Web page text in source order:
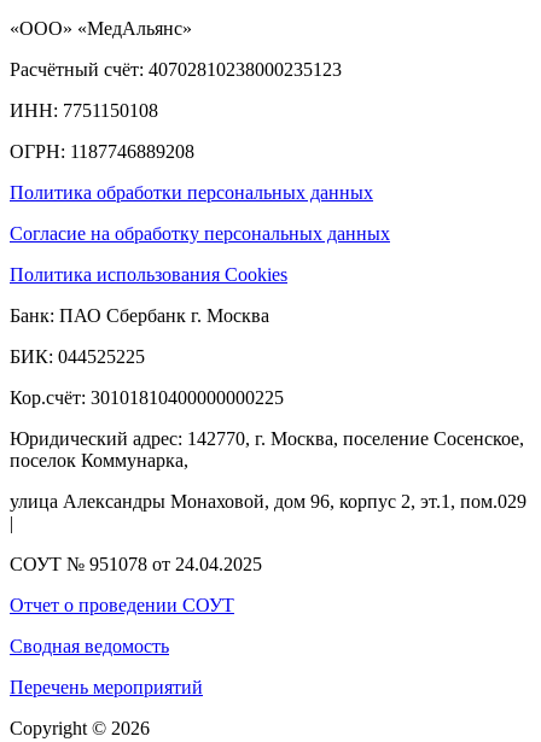
«ООО» «МедАльянс»
Расчётный счёт: 40702810238000235123
ИНН: 7751150108
ОГРН: 1187746889208​
Политика обработки персональных данных
Согласие на обработку персональных данных
Политика использования Cookies
Банк: ПАО Сбербанк г. Москва
БИК: 044525225
Кор.счёт: 30101810400000000225
Юридический адрес: 142770, г. Москва, поселение Сосенское,
поселок Коммунарка,
улица Александры Монаховой, дом 96, корпус 2, эт.1, пом.029
|
СОУТ № 951078 от 24.04.2025
Отчет о проведении СОУТ
Сводная ведомость
Перечень мероприятий
Copyright © 2026